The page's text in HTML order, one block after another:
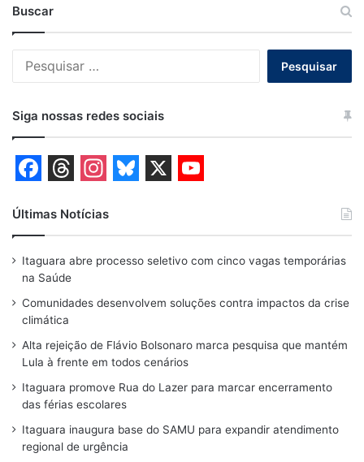
Buscar
Siga nossas redes sociais
a
c
e
b
o
o
k
h
r
e
a
d
s
n
s
t
a
r
a
m
u
e
s
y
u
T
u
e
Últimas Notícias
Itaguara abre processo seletivo com cinco vagas temporárias
na Saúde
Comunidades desenvolvem soluções contra impactos da crise
climática
Alta rejeição de Flávio Bolsonaro marca pesquisa que mantém
Lula à frente em todos cenários
Itaguara promove Rua do Lazer para marcar encerramento
das férias escolares
Itaguara inaugura base do SAMU para expandir atendimento
regional de urgência